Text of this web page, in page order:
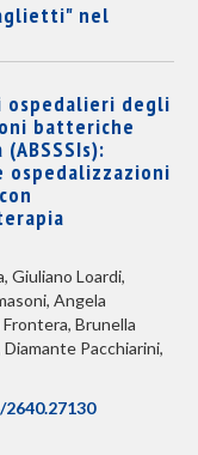
nel
ospedalieri degli
batteriche
Giuliano Loardi,
Angela
Brunella
Pacchiarini,
2640.27130